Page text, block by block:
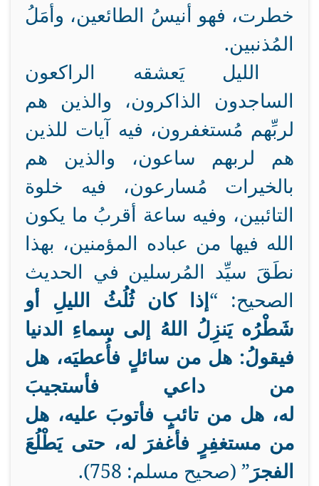
خطرت، فهو أنيسُ الطائعين، وأمَلُ
المُذنبين.
الليل يَعشقه الراكعون
الساجدون الذاكرون، والذين هم
لربِّهم مُستغفرون، فيه آيات للذين
هم لربهم ساعون، والذين هم
بالخيرات مُسارعون، فيه خلوة
التائبين، وفيه ساعة أقربُ ما يكون
الله فيها من عباده المؤمنين، بهذا
نطَقَ سيِّد المُرسلين في الحديث
الصحيح: “إذا كان ثُلُثُ الليلِ أو
شَطْرُه يَنزِلُ اللهُ إلى سماءِ الدنيا
فيقولُ: هل من سائلٍ فأُعطيَه، هل
من داعي فأستجيبَ
له، هل من تائبٍ فأتوبَ عليه، هل
من مستغفِرٍ فأغفرَ له، حتى يَطْلُعَ
الفجرَ” (صحيح مسلم: 758).